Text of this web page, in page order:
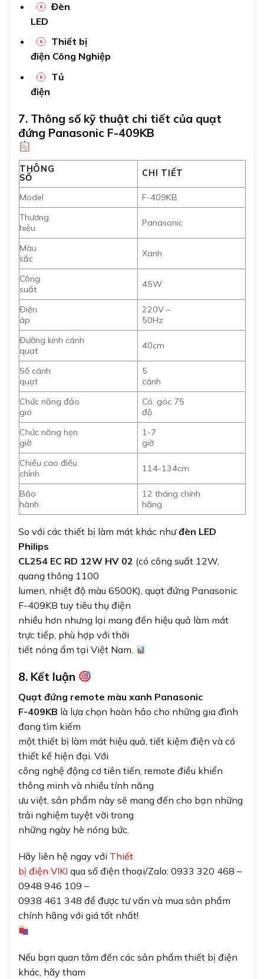
Đèn
LED
Thiết bị
điện Công Nghiệp
Tủ
điện
7. Thông số kỹ thuật chi tiết của quạt
đứng Panasonic F-409KB
THÔNG
SỐ
CHI TIẾT
Model
F-409KB
Thương
hiệu
Panasonic
Màu
sắc
Xanh
Công
suất
45W
Điện
áp
220V –
50Hz
Đường kính cánh
quạt
40cm
Số cánh
quạt
5
cánh
Chức năng đảo
gió
Có, góc 75
độ
Chức năng hẹn
giờ
1-7
giờ
Chiều cao điều
chỉnh
114-134cm
Bảo
hành
12 tháng chính
hãng
So với các thiết bị làm mát khác nhưđèn LED
Philips
CL254 EC RD 12W HV 02 (có công suất 12W,
quang thông 1100
lumen, nhiệt độ màu 6500K), quạt đứng Panasonic
F-409KB tuy tiêu thụ điện
nhiều hơn nhưng lại mang đến hiệu quả làm mát
trực tiếp, phù hợp với thời
tiết nóng ẩm tại Việt Nam.
8. Kết luận
Quạt đứng remote màu xanh Panasonic
F-409KB là lựa chọn hoàn hảo cho những gia đình
đang tìm kiếm
một thiết bị làm mát hiệu quả, tiết kiệm điện và có
thiết kế hiện đại. Với
công nghệ động cơ tiên tiến, remote điều khiển
thông minh và nhiều tính năng
ưu việt, sản phẩm này sẽ mang đến cho bạn những
trải nghiệm tuyệt vời trong
những ngày hè nóng bức.
Hãy liên hệ ngay với Thiết
bị điện VIKI qua số điện thoại/Zalo: 0933 320 468 –
0948 946 109 –
0938 461 348 để được tư vấn và mua sản phẩm
chính hãng với giá tốt nhất!
Nếu bạn quan tâm đến các sản phẩm thiết bị điện
khác, hãy tham